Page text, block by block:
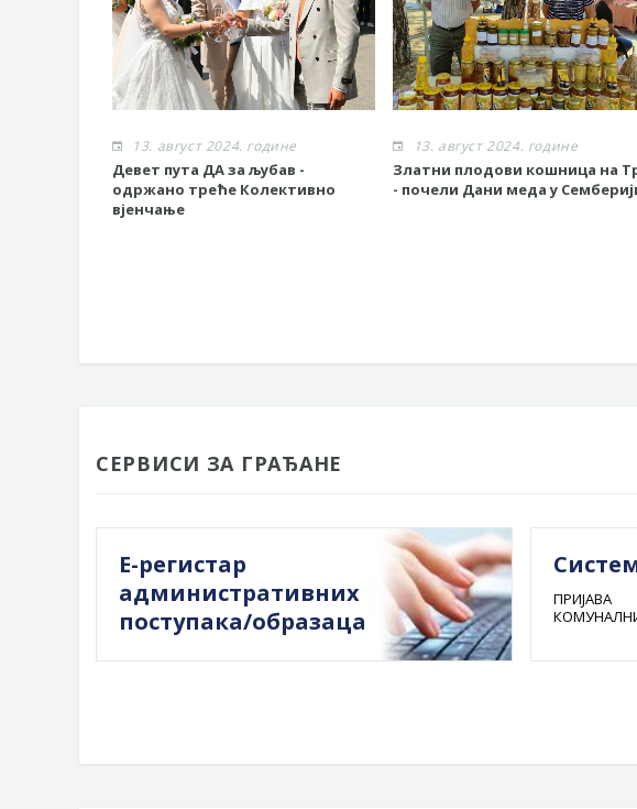
13. август 2024. године
Девет пута ДА за љубав -
одржано треће Колективно
вјенчање
13. август 2024. године
Златни плодови кошница на
- почели Дани меда у
СЕРВИСИ ЗА ГРАЂАНЕ
Е-регистар
административних
поступака/образаца
ПРИЈАВА